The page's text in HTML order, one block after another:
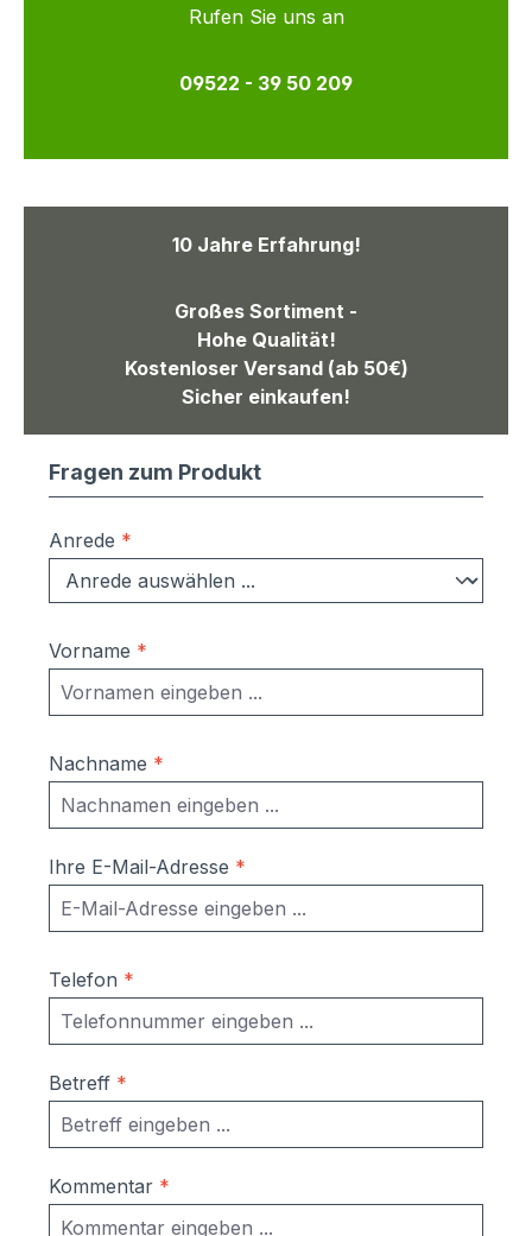
Rufen Sie uns an
09522 - 39 50 209
10 Jahre Erfahrung!
Großes Sortiment -
Hohe Qualität!
Kostenloser Versand (ab 50€)
Sicher einkaufen!
Fragen zum Produkt
Anrede *
Vorname *
Nachname *
Ihre E-Mail-Adresse *
Telefon *
Betreff *
Kommentar *